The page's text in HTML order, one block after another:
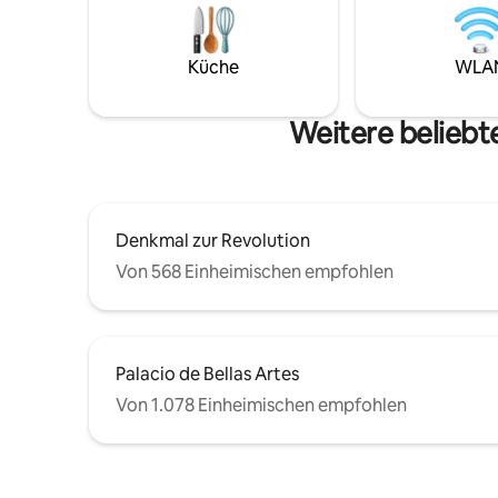
was Sie mögen, sowie Handtücher und
einen Trockner. Wenn Sie ein Bügeleisen
und einen Bügelbrett benötigen, fragen
entfernt,
Minuten
24
Küche
Weitere
Denkmal zur Revolution
Von 568 Einheimischen empfohlen
Palacio de Bellas Artes
Von 1.078 Einheimischen empfohlen